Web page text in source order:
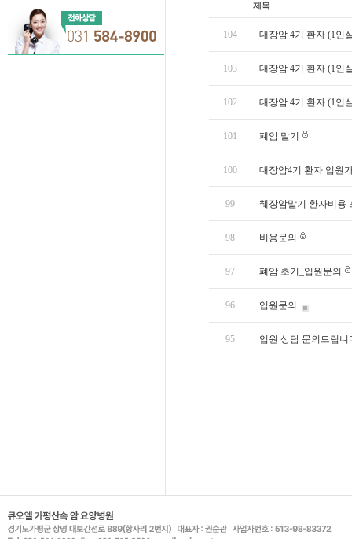
제목
104 대장암 4기 환자 (1인
103 대장암 4기 환자 (1인
102 대장암 4기 환자 (1인
101 폐암 말기
100 대장암4기 환자 입원
99 췌장암말기 환자비용
98 비용문의
97 폐암 초기_입원문의
96 입원문의
95 입원 상담 문의드립